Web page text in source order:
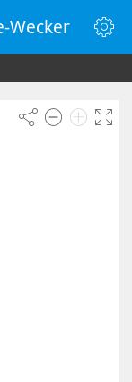
Wecker